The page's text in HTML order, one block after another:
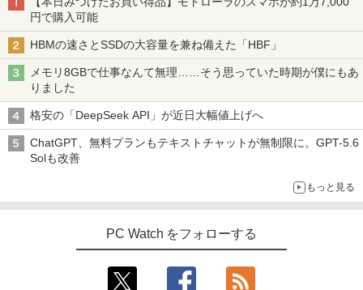
円で購入可能
HBMの速さとSSDの大容量を兼ね備えた「HBF」
メモリ8GBで仕事なんて無理……そう思っていた時期が僕にもあ
りました
格安の「DeepSeek API」が近日大幅値上げへ
ChatGPT、無料プランもテキストチャットが無制限に。GPT-5.6
Solも改善
もっと見る
PC Watch をフォローする